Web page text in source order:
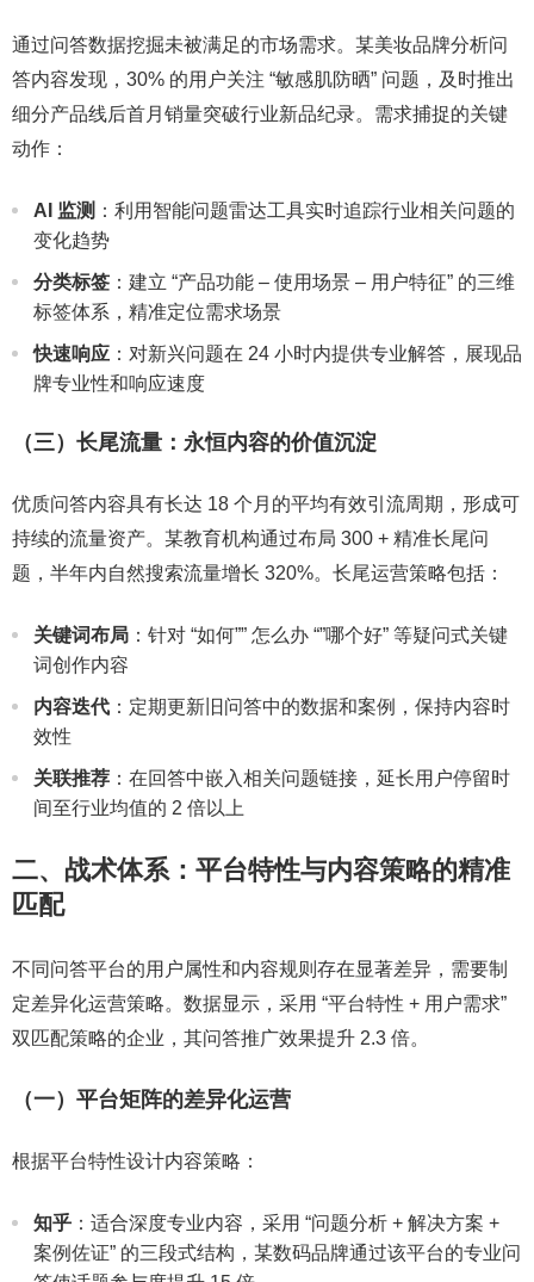
通过问答数据挖掘未被满足的市场需求。某美妆品牌分析问
答内容发现，30% 的用户关注 “敏感肌防晒” 问题，及时推出
细分产品线后首月销量突破行业新品纪录。需求捕捉的关键
动作：
AI 监测 ：利用智能问题雷达工具实时追踪行业相关问题的
变化趋势
分类标签 ：建立 “产品功能 – 使用场景 – 用户特征” 的三维
标签体系，精准定位需求场景
快速响应 ：对新兴问题在 24 小时内提供专业解答，展现品
牌专业性和响应速度
（三）长尾流量：永恒内容的价值沉淀
优质问答内容具有长达 18 个月的平均有效引流周期，形成可
持续的流量资产。某教育机构通过布局 300 + 精准长尾问
题，半年内自然搜索流量增长 320%。长尾运营策略包括：
关键词布局 ：针对 “如何”” 怎么办 “”哪个好” 等疑问式关键
词创作内容
内容迭代 ：定期更新旧问答中的数据和案例，保持内容时
效性
关联推荐 ：在回答中嵌入相关问题链接，延长用户停留时
间至行业均值的 2 倍以上
二、战术体系：平台特性与内容策略的精准
匹配
不同问答平台的用户属性和内容规则存在显著差异，需要制
定差异化运营策略。数据显示，采用 “平台特性 + 用户需求”
双匹配策略的企业，其问答推广效果提升 2.3 倍。
（一）平台矩阵的差异化运营
根据平台特性设计内容策略：
知乎 ：适合深度专业内容，采用 “问题分析 + 解决方案 +
案例佐证” 的三段式结构，某数码品牌通过该平台的专业问